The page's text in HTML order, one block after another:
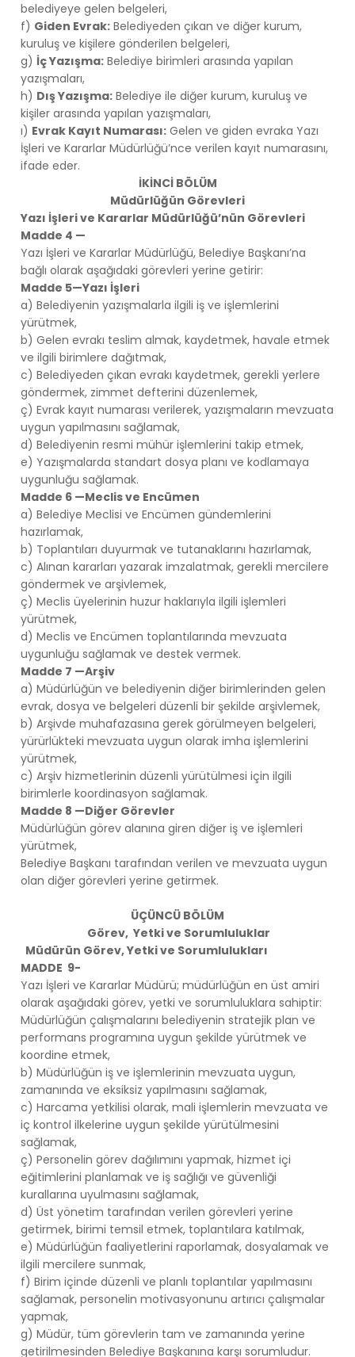
belediyeye gelen belgeleri,
f) Giden Evrak: Belediyeden çıkan ve diğer kurum,
kuruluş ve kişilere gönderilen belgeleri,
g) İç Yazışma: Belediye birimleri arasında yapılan
yazışmaları,
h) Dış Yazışma: Belediye ile diğer kurum, kuruluş ve
kişiler arasında yapılan yazışmaları,
ı) Evrak Kayıt Numarası: Gelen ve giden evraka Yazı
İşleri ve Kararlar Müdürlüğü’nce verilen kayıt numarasını,
ifade eder.
İKİNCİ BÖLÜM
Müdürlüğün Görevleri
Yazı İşleri ve Kararlar Müdürlüğü’nün Görevleri
Madde 4 —
Yazı İşleri ve Kararlar Müdürlüğü, Belediye Başkanı’na
bağlı olarak aşağıdaki görevleri yerine getirir:
Madde 5—Yazı İşleri
a) Belediyenin yazışmalarla ilgili iş ve işlemlerini
yürütmek,
b) Gelen evrakı teslim almak, kaydetmek, havale etmek
ve ilgili birimlere dağıtmak,
c) Belediyeden çıkan evrakı kaydetmek, gerekli yerlere
göndermek, zimmet defterini düzenlemek,
ç) Evrak kayıt numarası verilerek, yazışmaların mevzuata
uygun yapılmasını sağlamak,
d) Belediyenin resmi mühür işlemlerini takip etmek,
e) Yazışmalarda standart dosya planı ve kodlamaya
uygunluğu sağlamak.
Madde 6 —Meclis ve Encümen
a) Belediye Meclisi ve Encümen gündemlerini
hazırlamak,
b) Toplantıları duyurmak ve tutanaklarını hazırlamak,
c) Alınan kararları yazarak imzalatmak, gerekli mercilere
göndermek ve arşivlemek,
ç) Meclis üyelerinin huzur haklarıyla ilgili işlemleri
yürütmek,
d) Meclis ve Encümen toplantılarında mevzuata
uygunluğu sağlamak ve destek vermek.
Madde 7 —Arşiv
a) Müdürlüğün ve belediyenin diğer birimlerinden gelen
evrak, dosya ve belgeleri düzenli bir şekilde arşivlemek,
b) Arşivde muhafazasına gerek görülmeyen belgeleri,
yürürlükteki mevzuata uygun olarak imha işlemlerini
yürütmek,
c) Arşiv hizmetlerinin düzenli yürütülmesi için ilgili
birimlerle koordinasyon sağlamak.
Madde 8 —Diğer Görevler
Müdürlüğün görev alanına giren diğer iş ve işlemleri
yürütmek,
Belediye Başkanı tarafından verilen ve mevzuata uygun
olan diğer görevleri yerine getirmek.
ÜÇÜNCÜ BÖLÜM
Görev, Yetki ve Sorumluluklar
Müdürün Görev, Yetki ve Sorumlulukları
MADDE 9-
Yazı İşleri ve Kararlar Müdürü; müdürlüğün en üst amiri
olarak aşağıdaki görev, yetki ve sorumluluklara sahiptir:
Müdürlüğün çalışmalarını belediyenin stratejik plan ve
performans programına uygun şekilde yürütmek ve
koordine etmek,
b) Müdürlüğün iş ve işlemlerinin mevzuata uygun,
zamanında ve eksiksiz yapılmasını sağlamak,
c) Harcama yetkilisi olarak, mali işlemlerin mevzuata ve
iç kontrol ilkelerine uygun şekilde yürütülmesini
sağlamak,
ç) Personelin görev dağılımını yapmak, hizmet içi
eğitimlerini planlamak ve iş sağlığı ve güvenliği
kurallarına uyulmasını sağlamak,
d) Üst yönetim tarafından verilen görevleri yerine
getirmek, birimi temsil etmek, toplantılara katılmak,
e) Müdürlüğün faaliyetlerini raporlamak, dosyalamak ve
ilgili mercilere sunmak,
f) Birim içinde düzenli ve planlı toplantılar yapılmasını
sağlamak, personelin motivasyonunu artırıcı çalışmalar
yapmak,
g) Müdür, tüm görevlerin tam ve zamanında yerine
getirilmesinden Belediye Başkanına karşı sorumludur.